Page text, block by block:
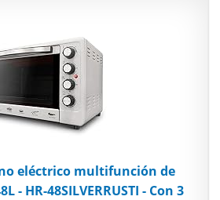
eléctrico multifunción de
- HR-48SILVERRUSTI - Con 3